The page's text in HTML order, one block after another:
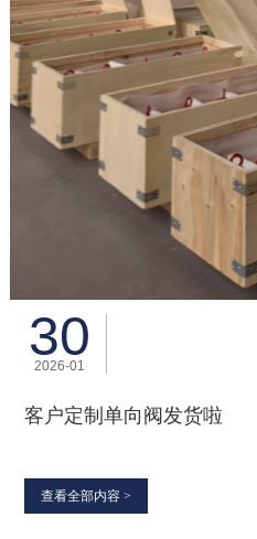
30
2026-01
客户定制单向阀发货啦
查看全部内容 >